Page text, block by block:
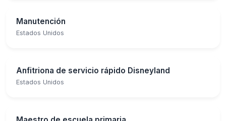
Manutención
Estados Unidos
Anfitriona de servicio rápido Disneyland
Estados Unidos